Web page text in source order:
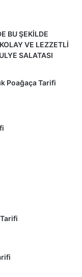
BU ŞEKİLDE
VE LEZZETLİ
SALATASI
Poağaça Tarifi